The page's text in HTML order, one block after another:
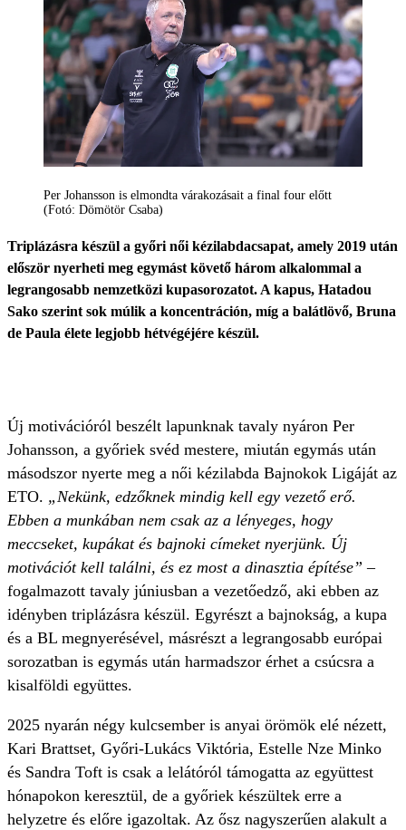
Per Johansson is elmondta várakozásait a final four előtt
(Fotó: Dömötör Csaba)
Triplázásra készül a győri női kézilabdacsapat, amely 2019 után
először nyerheti meg egymást követő három alkalommal a
legrangosabb nemzetközi kupasorozatot. A kapus, Hatadou
Sako szerint sok múlik a koncentráción, míg a balátlövő, Bruna
de Paula élete legjobb hétvégéjére készül.
Új motivációról beszélt lapunknak tavaly nyáron Per
Johansson, a győriek svéd mestere, miután egymás után
másodszor nyerte meg a női kézilabda Bajnokok Ligáját az
ETO. „Nekünk, edzőknek mindig kell egy vezető erő.
Ebben a munkában nem csak az a lényeges, hogy
meccseket, kupákat és bajnoki címeket nyerjünk. Új
motivációt kell találni, és ez most a dinasztia építése” –
fogalmazott tavaly júniusban a vezetőedző, aki ebben az
idényben triplázásra készül. Egyrészt a bajnokság, a kupa
és a BL megnyerésével, másrészt a legrangosabb európai
sorozatban is egymás után harmadszor érhet a csúcsra a
kisalföldi együttes.
2025 nyarán négy kulcsember is anyai örömök elé nézett,
Kari Brattset, Győri-Lukács Viktória, Estelle Nze Minko
és Sandra Toft is csak a lelátóról támogatta az együttest
hónapokon keresztül, de a győriek készültek erre a
helyzetre és előre igazoltak. Az ősz nagyszerűen alakult a